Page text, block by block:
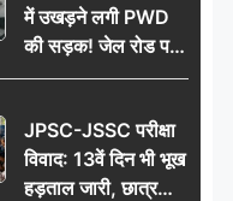
में उखड़ने लगी PWD
की सड़क! जेल रोड पर
गड्ढे ने खोली निर्माण
की उठी मांग
JPSC-JSSC परीक्षा
विवाद: 13वें दिन भी भूख
हड़ताल जारी, छात्र